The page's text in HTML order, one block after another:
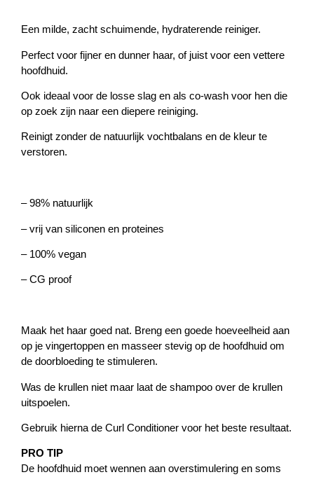
Een milde, zacht schuimende, hydraterende reiniger.
Perfect voor fijner en dunner haar, of juist voor een vettere
hoofdhuid.
Ook ideaal voor de losse slag en als co-wash voor hen die
op zoek zijn naar een diepere reiniging.
Reinigt zonder de natuurlijk vochtbalans en de kleur te
verstoren.
– 98% natuurlijk
– vrij van siliconen en proteines
– 100% vegan
– CG proof
Maak het haar goed nat. Breng een goede hoeveelheid aan
op je vingertoppen en masseer stevig op de hoofdhuid om
de doorbloeding te stimuleren.
Was de krullen niet maar laat de shampoo over de krullen
uitspoelen.
Gebruik hierna de Curl Conditioner voor het beste resultaat.
PRO TIP
De hoofdhuid moet wennen aan overstimulering en soms